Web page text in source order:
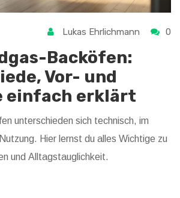
Lukas Ehrlichmann 0
Backöfen:
Vor- und
einfach erklärt
unterschieden sich technisch, im
Hier lernst du alles Wichtige zu
und Alltagstauglichkeit.